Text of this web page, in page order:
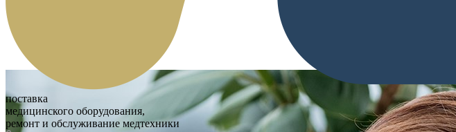
поставка
медицинского оборудования,
ремонт и обслуживание медтехники